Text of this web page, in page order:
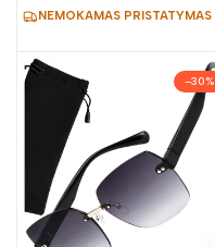
NEMOKAMAS PRISTATYMAS
–30%